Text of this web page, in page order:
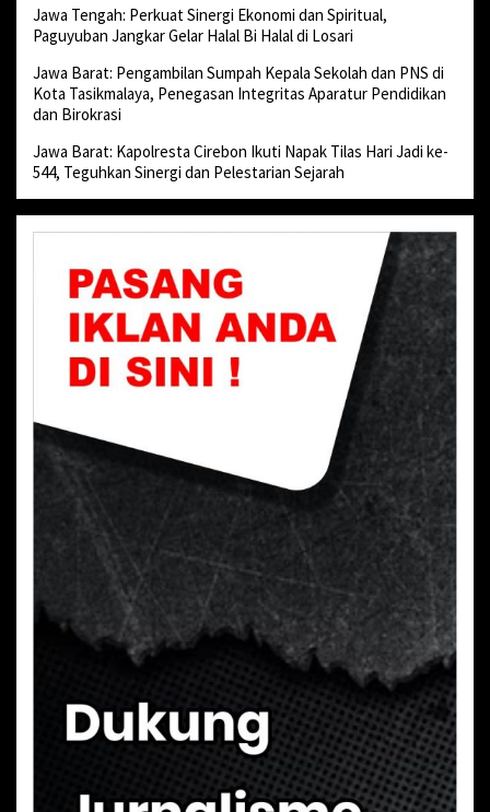
Jawa Tengah: Perkuat Sinergi Ekonomi dan Spiritual,
Paguyuban Jangkar Gelar Halal Bi Halal di Losari
Jawa Barat: Pengambilan Sumpah Kepala Sekolah dan PNS di
Kota Tasikmalaya, Penegasan Integritas Aparatur Pendidikan
dan Birokrasi
Jawa Barat: Kapolresta Cirebon Ikuti Napak Tilas Hari Jadi ke-
544, Teguhkan Sinergi dan Pelestarian Sejarah